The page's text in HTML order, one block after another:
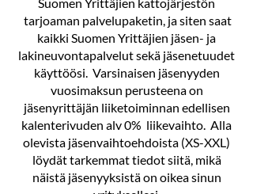
tarjoaman palvelupaketin, ja siten saat
kaikki Suomen Yrittäjien jäsen- ja
lakineuvontapalvelut sekä jäsenetuudet
käyttöösi. Varsinaisen jäsenyyden
vuosimaksun perusteena on
jäsenyrittäjän liiketoiminnan edellisen
kalenterivuden alv 0% liikevaihto. Alla
olevista jäsenvaihtoehdoista (XS-XXL)
löydät tarkemmat tiedot siitä, mikä
näistä jäsenyyksistä on oikea sinun